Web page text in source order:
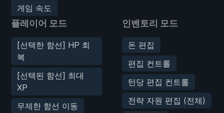
게임 속도
플레이어 모드
[선택한 함선] HP 회
복
[선택된 함선] 최대
XP
무제한 함선 이동
인벤토리 모드
돈 편집
편집 컨트롤
턴당 편집 컨트롤
전략 자원 편집 (전체)